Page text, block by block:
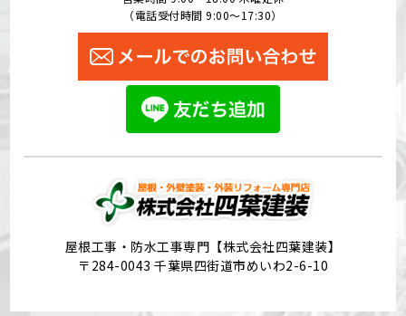
（電話受付時間 9:00〜17:30）
屋根工事・防水工事専門【株式会社四葉建装】
〒284-0043 千葉県四街道市めいわ2-6-10